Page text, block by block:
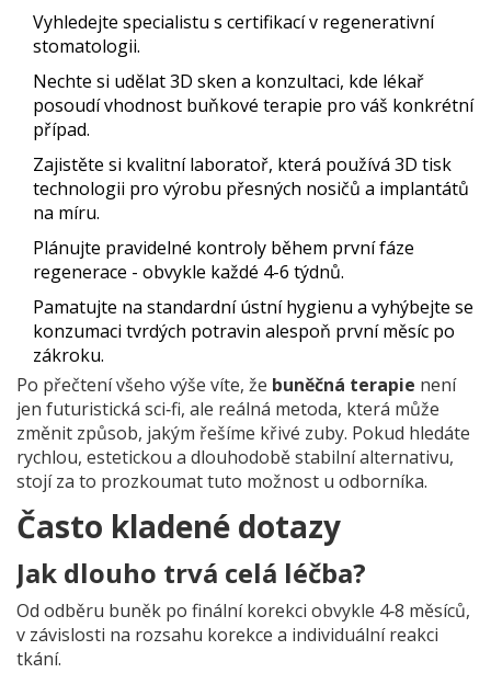
Vyhledejte specialistu s certifikací v regenerativní
stomatologii.
Nechte si udělat 3D sken a konzultaci, kde lékař
posoudí vhodnost buňkové terapie pro váš konkrétní
případ.
Zajistěte si kvalitní laboratoř, která používá 3D tisk
technologii pro výrobu přesných nosičů a implantátů
na míru.
Plánujte pravidelné kontroly během první fáze
regenerace - obvykle každé 4-6 týdnů.
Pamatujte na standardní ústní hygienu a vyhýbejte se
konzumaci tvrdých potravin alespoň první měsíc po
zákroku.
Po přečtení všeho výše víte, že buněčná terapie není
jen futuristická sci‑fi, ale reálná metoda, která může
změnit způsob, jakým řešíme křivé zuby. Pokud hledáte
rychlou, estetickou a dlouhodobě stabilní alternativu,
stojí za to prozkoumat tuto možnost u odborníka.
Často kladené dotazy
Jak dlouho trvá celá léčba?
Od odběru buněk po finální korekci obvykle 4‑8 měsíců,
v závislosti na rozsahu korekce a individuální reakci
tkání.